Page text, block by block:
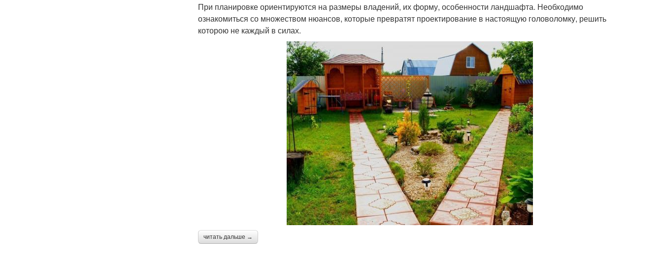
При планировке ориентируются на размеры владений, их форму, особенности ландшафта. Необходимо
ознакомиться со множеством нюансов, которые превратят проектирование в настоящую головоломку, решить
которою не каждый в силах.
читать дальше →